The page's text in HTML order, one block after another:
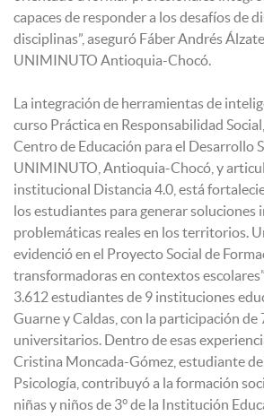
capaces de responder a los desafíos de
disciplinas”, aseguró Fáber Andrés
UNIMINUTO Antioquia-Chocó.
La integración de herramientas de
curso Práctica en Responsabilidad
Centro de Educación para el Desarrollo
UNIMINUTO, Antioquia-Chocó, y
institucional Distancia 4.0, está
los estudiantes para generar soluciones
problemáticas reales en los territorios.
evidenció en el Proyecto Social de
transformadoras en contextos
3.612 estudiantes de 9 instituciones
Guarne y Caldas, con la participación
universitarios. Dentro de esas
Cristina Moncada-Gómez, estudiante
Psicología, contribuyó a la formación
niñas y niños de 3° de la Institución